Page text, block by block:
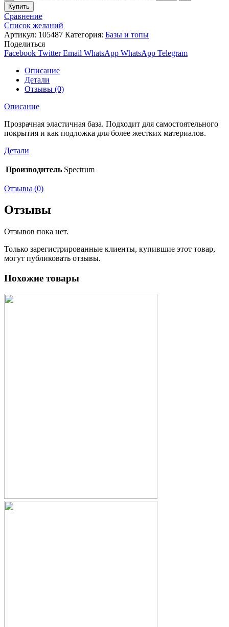
Купить
Сравнение
Список желаний
Артикул: 105487 Категория: Базы и топы
Поделиться
Facebook Twitter Email WhatsApp WhatsApp Telegram
Описание
Детали
Отзывы (0)
Описание
Прозрачная эластичная база. Подходит для самостоятельного
покрытия и как подложка для более жестких материалов.
Детали
Производитель Spectrum
Отзывы (0)
Отзывы
Отзывов пока нет.
Только зарегистрированные клиенты, купившие этот товар,
могут публиковать отзывы.
Похожие товары